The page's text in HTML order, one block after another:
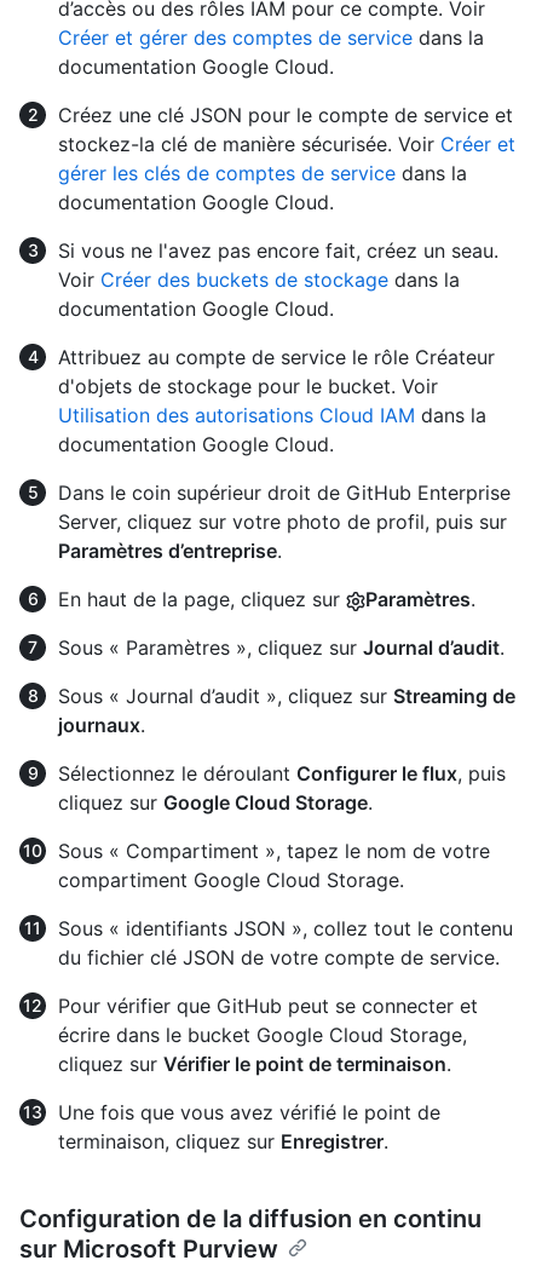
d’accès ou des rôles IAM pour ce compte. Voir
Créer et gérer des comptes de service dans la
documentation Google Cloud.
Créez une clé JSON pour le compte de service et
stockez-la clé de manière sécurisée. Voir Créer et
gérer les clés de comptes de service dans la
documentation Google Cloud.
Si vous ne l'avez pas encore fait, créez un seau.
Voir Créer des buckets de stockage dans la
documentation Google Cloud.
Attribuez au compte de service le rôle Créateur
d'objets de stockage pour le bucket. Voir
Utilisation des autorisations Cloud IAM dans la
documentation Google Cloud.
Dans le coin supérieur droit de GitHub Enterprise
Server, cliquez sur votre photo de profil, puis sur
Paramètres d’entreprise.
En haut de la page, cliquez sur
Paramètres.
Sous « Paramètres », cliquez sur Journal d’audit.
Sous « Journal d’audit », cliquez sur Streaming de
journaux.
Sélectionnez le déroulant Configurer le flux, puis
cliquez sur Google Cloud Storage.
Sous « Compartiment », tapez le nom de votre
compartiment Google Cloud Storage.
Sous « identifiants JSON », collez tout le contenu
du fichier clé JSON de votre compte de service.
Pour vérifier que GitHub peut se connecter et
écrire dans le bucket Google Cloud Storage,
cliquez sur Vérifier le point de terminaison.
Une fois que vous avez vérifié le point de
terminaison, cliquez sur Enregistrer.
Configuration de la diffusion en continu
sur Microsoft Purview